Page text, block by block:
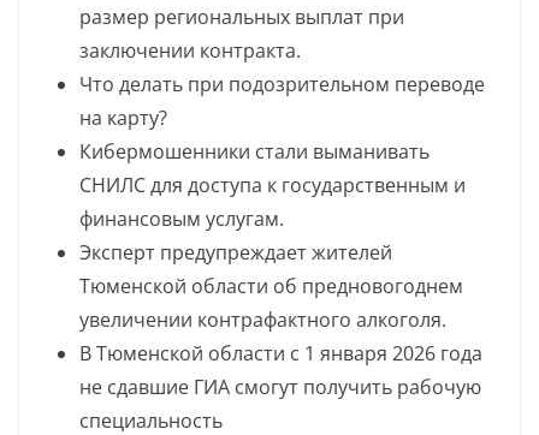
размер региональных выплат при
заключении контракта.
Что делать при подозрительном переводе
на карту?
Кибермошенники стали выманивать
СНИЛС для доступа к государственным и
финансовым услугам.
Эксперт предупреждает жителей
Тюменской области об предновогоднем
увеличении контрафактного алкоголя.
В Тюменской области с 1 января 2026 года
не сдавшие ГИА смогут получить рабочую
специальность